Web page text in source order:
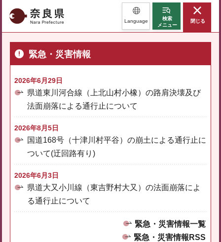
奈良県 Language
検索
メニュー
閉じる
緊急・災害情報
2026年6月29日
県道東川河合線（上北山村小橡）の路肩決壊及び
法面崩落による通行止について
2026年8月5日
国道168号（十津川村平谷）の崩土による通行止に
ついて(迂回路有り)
2026年6月3日
県道大又小川線（東吉野村大又）の法面崩落によ
る通行止について
緊急・災害情報一覧
緊急・災害情報RSS